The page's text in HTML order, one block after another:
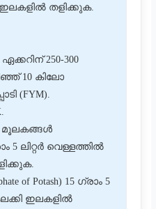
തളിക്കുക.
250-300
10 കിലോ
(FYM).
മൂലകങ്ങൾ
5 ലിറ്റർ വെള്ളത്തിൽ
of Potash) 15 ഗ്രാം 5
ഇലകളിൽ